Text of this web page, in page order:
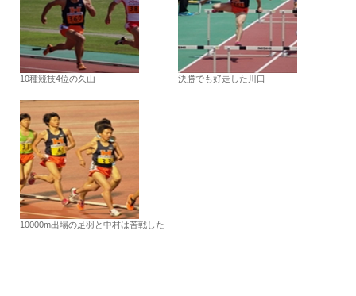
10種競技4位の久山 決勝でも好走した川口
10000m出場の足羽と中村は苦戦した